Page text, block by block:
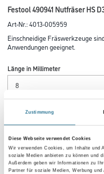
Zustimmung
Diese Webseite verwendet Cookies
Wir verwenden Cookies, um Inhalte und
soziale Medien anbieten zu können und
Außerdem geben wir Informationen zu
Partner für soziale Medien, Werbung
Festool 490941 Nutfräser HS
Art-Nr.:4013-005959
Einschneidige Fräswerkzeuge
Anwendungen geeignet.
Länge in Millimeter
Umrechnungsfaktoren